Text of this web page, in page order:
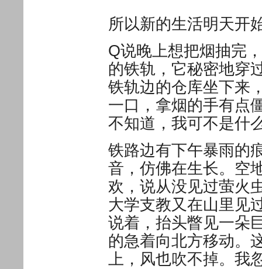
所以新的生活明天开
Q说晚上想把烟抽完
的铁轨，它秘密地穿
铁轨边的仓库坐下来
一口，拿烟的手有点
不知道，我可不是什
铁路边有下午暴雨的
音，仿佛在生长。空
欢，说从没见过萤火
大学支教又在山里
说着，抬头瞥见一朵
的急着向北方移动。
上，风也吹不掉。我